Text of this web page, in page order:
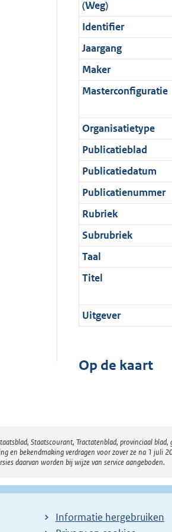
o
r
m
a
a
t
f
o
r
m
a
a
b
n
f
o
r
m
a
t
i
n
f
o
r
m
a
t
K
b
(Weg)
Identifier
Jaargang
Maker
Masterconfiguratie
Organisatietype
Publicatieblad
Publicatiedatum
Publicatienummer
Rubriek
Subrubriek
Taal
Titel
Uitgever
Op de kaart
Staatscourant, Tractatenblad, provinciaal
en bekendmaking verdragen voor zover ze na 1
daarvan worden bij wijze van service aangeboden.
Informatie hergebruiken